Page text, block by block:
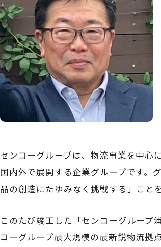
センコーグループは、物流事業を中心
国内外で展開する企業グループです。
品の創造にたゆみなく挑戦する」こと
このたび竣工した「センコーグループ
コーグループ最大規模の最新鋭物流拠